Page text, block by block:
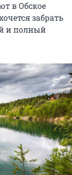
в Обское
забрать
и полный